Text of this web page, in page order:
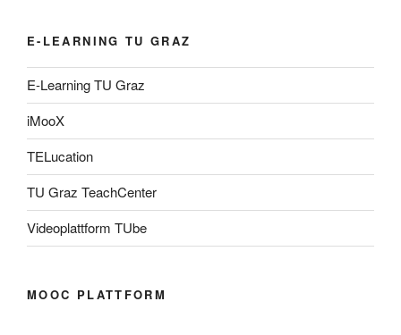
E-LEARNING TU GRAZ
E-Learning TU Graz
iMooX
TELucation
TU Graz TeachCenter
Videoplattform TUbe
MOOC PLATTFORM